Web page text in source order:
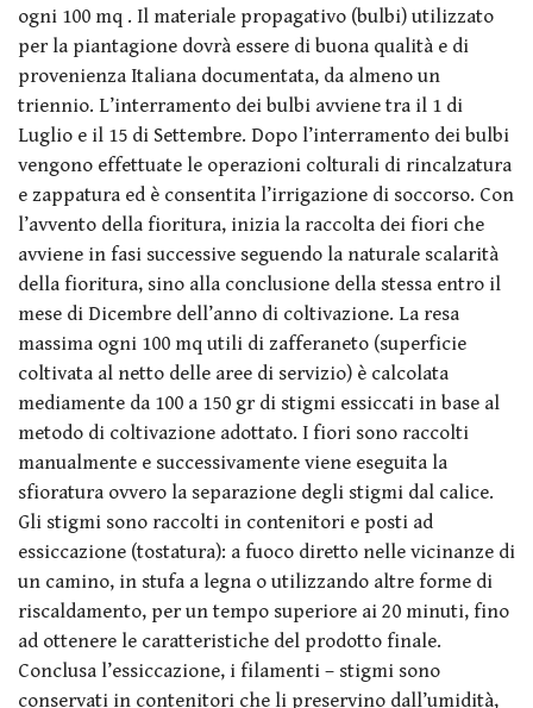
ogni 100 mq . Il materiale propagativo (bulbi) utilizzato
per la piantagione dovrà essere di buona qualità e di
provenienza Italiana documentata, da almeno un
triennio. L’interramento dei bulbi avviene tra il 1 di
Luglio e il 15 di Settembre. Dopo l’interramento dei bulbi
vengono effettuate le operazioni colturali di rincalzatura
e zappatura ed è consentita l’irrigazione di soccorso. Con
l’avvento della fioritura, inizia la raccolta dei fiori che
avviene in fasi successive seguendo la naturale scalarità
della fioritura, sino alla conclusione della stessa entro il
mese di Dicembre dell’anno di coltivazione. La resa
massima ogni 100 mq utili di zafferaneto (superficie
coltivata al netto delle aree di servizio) è calcolata
mediamente da 100 a 150 gr di stigmi essiccati in base al
metodo di coltivazione adottato. I fiori sono raccolti
manualmente e successivamente viene eseguita la
sfioratura ovvero la separazione degli stigmi dal calice.
Gli stigmi sono raccolti in contenitori e posti ad
essiccazione (tostatura): a fuoco diretto nelle vicinanze di
un camino, in stufa a legna o utilizzando altre forme di
riscaldamento, per un tempo superiore ai 20 minuti, fino
ad ottenere le caratteristiche del prodotto finale.
Conclusa l’essiccazione, i filamenti – stigmi sono
conservati in contenitori che li preservino dall’umidità,